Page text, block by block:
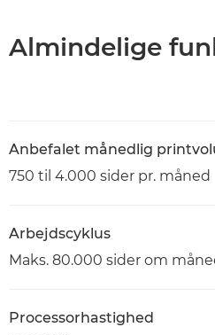
Almindelige
Anbefalet månedlig
750 til 4.000 sider pr. måned
Arbejdscyklus
Maks. 80.000 sider om
Processorhastighed